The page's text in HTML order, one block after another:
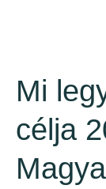
Mi
célja